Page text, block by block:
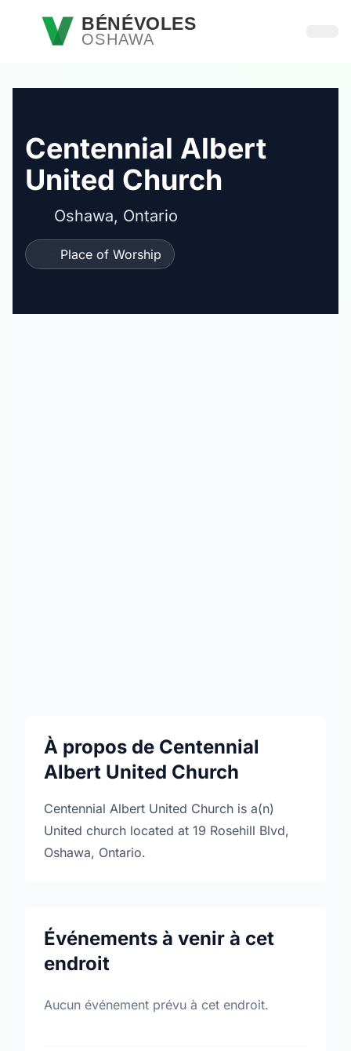
Passer au contenu principal
BÉNÉVOLES
OSHAWA
Centennial Albert
United Church
Oshawa, Ontario
Place of Worship
À propos de Centennial
Albert United Church
Centennial Albert United Church is a(n)
United church located at 19 Rosehill Blvd,
Oshawa, Ontario.
Événements à venir à cet
endroit
Aucun événement prévu à cet endroit.